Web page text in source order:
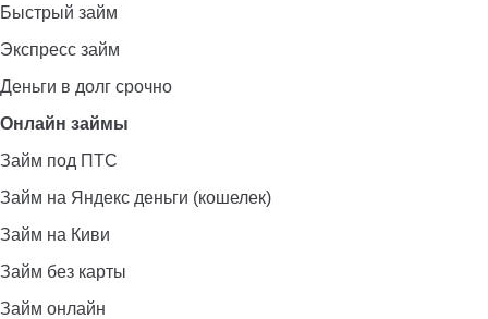
Быстрый займ
Экспресс займ
Деньги в долг срочно
Онлайн займы
Займ под ПТС
Займ на Яндекс деньги (кошелек)
Займ на Киви
Займ без карты
Займ онлайн